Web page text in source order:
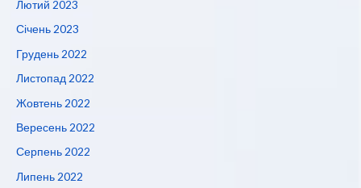
Лютий 2023
Січень 2023
Грудень 2022
Листопад 2022
Жовтень 2022
Вересень 2022
Серпень 2022
Липень 2022